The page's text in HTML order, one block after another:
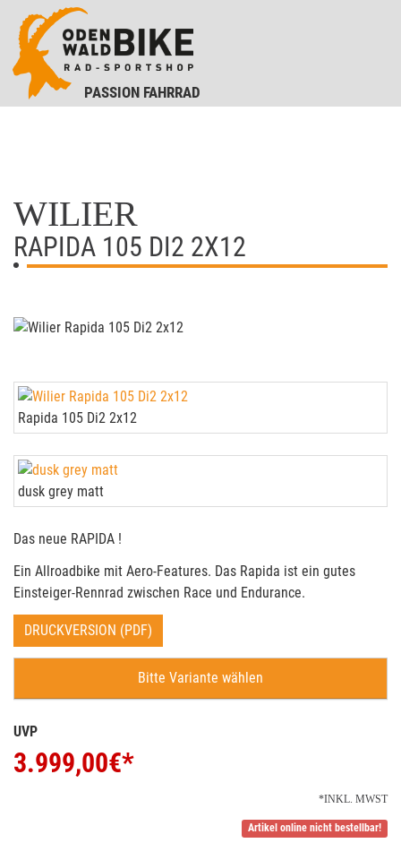
PASSION FAHRRAD
WILIER
RAPIDA 105 DI2 2X12
Rapida 105 Di2 2x12
dusk grey matt
Das neue RAPIDA !
Ein Allroadbike mit Aero-Features. Das Rapida ist ein gutes
Einsteiger-Rennrad zwischen Race und Endurance.
DRUCKVERSION (PDF)
Bitte Variante wählen
UVP
3.999,00€*
*INKL. MWST
Artikel online nicht bestellbar!